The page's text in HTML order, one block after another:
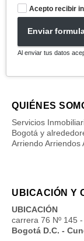
Acepto recibir
Enviar
Al enviar tus datos
QUIÉNES
Servicios
Bogotá y
Arriendo Arriendos
UBICACIÓN Y
UBICACIÓN
carrera 76 Nº 145
Bogotá D.C. -